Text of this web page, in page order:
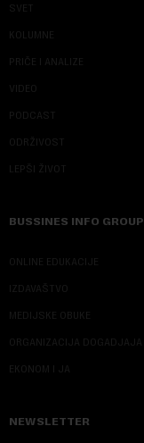
SVET
KOLUMNE
PRIČE I ANALIZE
VIDEO
PODCAST
ODRŽIVOST
LEPŠI ŽIVOT
BUSSINES INFO GROUP
ONLINE EDUKACIJE
IZDAVAŠTVO
MEDIJSKE OBUKE
ORGANIZACIJA DOGADJAJA
EKONOM I JA
NEWSLETTER